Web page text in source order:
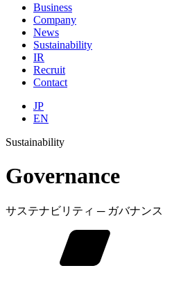
Business
Company
News
Sustainability
IR
Recruit
Contact
JP
EN
Sustainability
Governance
サステナビリティ ─ ガバナンス